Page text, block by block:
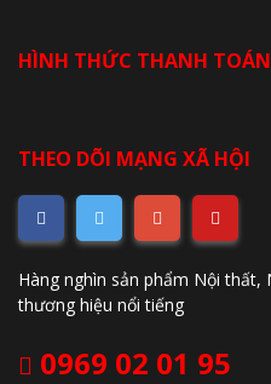
HÌNH THỨC THANH TOÁN
THEO DÕI MẠNG XÃ HỘI
Hàng nghìn sản phẩm Nội
thương hiệu nổi tiếng
0969 02 01 95